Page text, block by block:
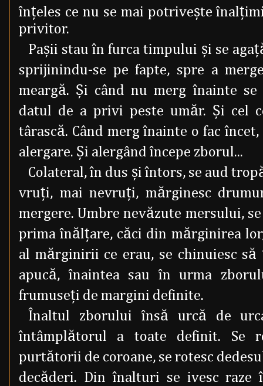
înţeles ce nu se mai potriveşte
privitor.
Paşii stau în furca timpului şi se
sprijinindu-se pe fapte, spre a
meargă. Şi când nu merg înainte
datul de a privi peste umăr. Şi cel
târască. Când merg înainte o fac
alergare. Şi alergând începe zborul...
Colateral, în dus şi întors, se aud
vruţi, mai nevruţi, mărginesc
mergere. Umbre nevăzute mersului,
prima înălţare, căci din mărginirea
al mărginirii ce erau, se chinuiesc
apucă, înaintea sau în urma
frumuseţi de margini definite.
Înaltul zborului însă urcă de
întâmplătorul a toate definit. Se
purtătorii de coroane, se rotesc
decăderi. Din înalturi se ivesc raze